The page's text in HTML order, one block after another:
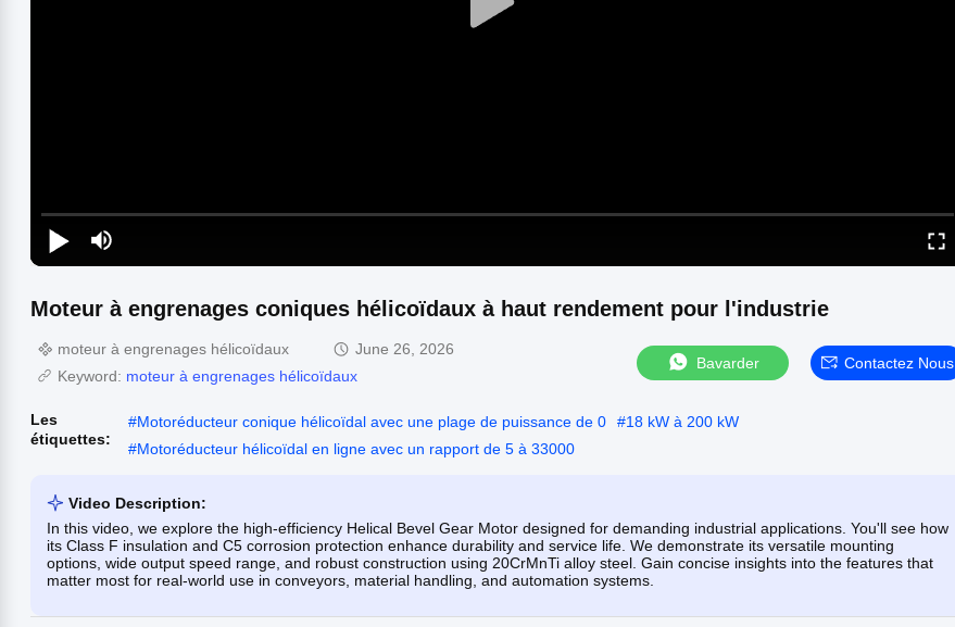
Moteur à engrenages coniques hélicoïdaux à haut rendement pour l'industrie
moteur à engrenages hélicoïdaux
June 26, 2026
Keyword: moteur à engrenages hélicoïdaux
Bavarder Contactez Nous
Les
étiquettes:
#Motoréducteur conique hélicoïdal avec une plage de puissance de 0 #18 kW à 200 kW
#Motoréducteur hélicoïdal en ligne avec un rapport de 5 à 33000
Video Description:
In this video, we explore the high-efficiency Helical Bevel Gear Motor designed for demanding industrial applications. You'll see how
its Class F insulation and C5 corrosion protection enhance durability and service life. We demonstrate its versatile mounting
options, wide output speed range, and robust construction using 20CrMnTi alloy steel. Gain concise insights into the features that
matter most for real-world use in conveyors, material handling, and automation systems.